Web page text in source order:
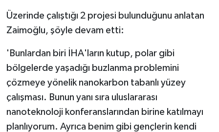
Üzerinde çalıştığı 2 projesi bulunduğunu anlatan
Zaimoğlu, şöyle devam etti:
'Bunlardan biri İHA'ların kutup, polar gibi
bölgelerde yaşadığı buzlanma problemini
çözmeye yönelik nanokarbon tabanlı yüzey
çalışması. Bunun yanı sıra uluslararası
nanoteknoloji konferanslarından birine katılmayı
planlıyorum. Ayrıca benim gibi gençlerin kendi